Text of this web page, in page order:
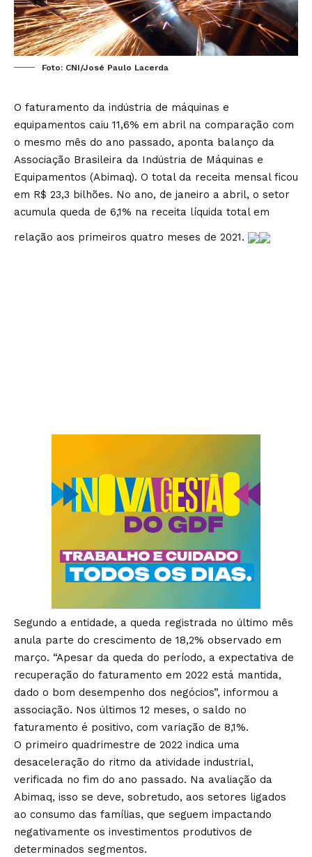
Foto: CNI/José Paulo Lacerda
O faturamento da indústria de máquinas e
equipamentos caiu 11,6% em abril na comparação com
o mesmo mês do ano passado, aponta balanço da
Associação Brasileira da Indústria de Máquinas e
Equipamentos (Abimaq). O total da receita mensal ficou
em R$ 23,3 bilhões. No ano, de janeiro a abril, o setor
acumula queda de 6,1% na receita líquida total em
relação aos primeiros quatro meses de 2021.
Segundo a entidade, a queda registrada no último mês
anula parte do crescimento de 18,2% observado em
março. “Apesar da queda do período, a expectativa de
recuperação do faturamento em 2022 está mantida,
dado o bom desempenho dos negócios”, informou a
associação. Nos últimos 12 meses, o saldo no
faturamento é positivo, com variação de 8,1%.
O primeiro quadrimestre de 2022 indica uma
desaceleração do ritmo da atividade industrial,
verificada no fim do ano passado. Na avaliação da
Abimaq, isso se deve, sobretudo, aos setores ligados
ao consumo das famílias, que seguem impactando
negativamente os investimentos produtivos de
determinados segmentos.